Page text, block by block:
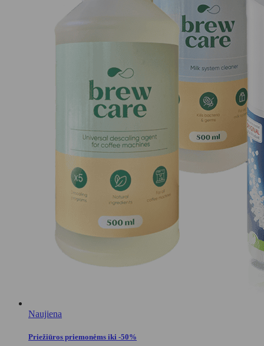
Naujiena
Priežiūros priemonėms iki -50%